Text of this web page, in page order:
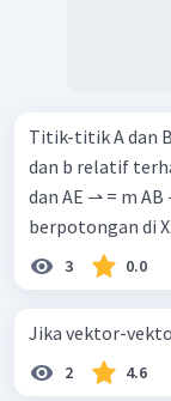
Titik-titik A dan
dan b relatif
dan AE ⇀ = m
berpotongan di
3 0.0
Jika vektor-
2 4.6